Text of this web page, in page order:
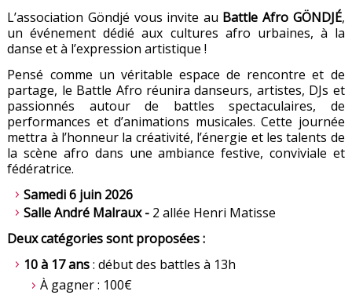
L’association Göndjé vous invite au Battle Afro GÖNDJÉ,
un événement dédié aux cultures afro urbaines, à la
danse et à l’expression artistique !
Pensé comme un véritable espace de rencontre et de
partage, le Battle Afro réunira danseurs, artistes, DJs et
passionnés autour de battles spectaculaires, de
performances et d’animations musicales. Cette journée
mettra à l’honneur la créativité, l’énergie et les talents de
la scène afro dans une ambiance festive, conviviale et
fédératrice.
Samedi 6 juin 2026
Salle André Malraux - 2 allée Henri Matisse
Deux catégories sont proposées :
10 à 17 ans: début des battles à 13h
À gagner : 100€